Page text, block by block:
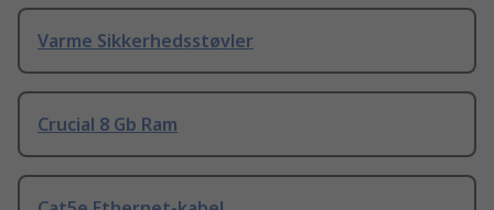
Varme Sikkerhedsstøvler
Crucial 8 Gb Ram